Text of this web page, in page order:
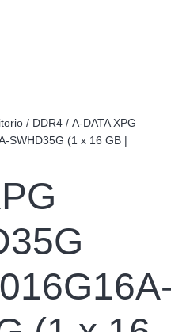
/ DDR4 / A-DATA XPG
SWHD35G (1 x 16 GB |